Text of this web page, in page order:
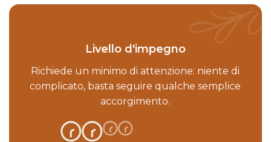
Livello d'impegno
Richiede un minimo di attenzione: niente di
complicato, basta seguire qualche semplice
accorgimento.